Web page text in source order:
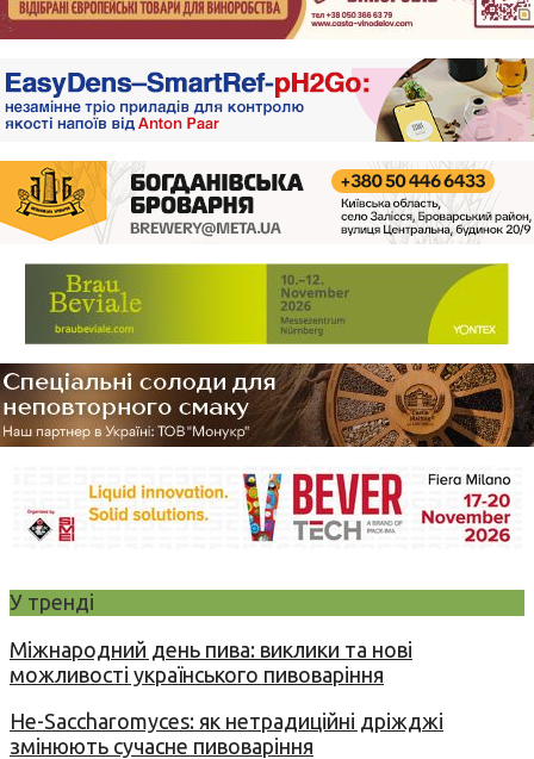
У тренді
Міжнародний день пива: виклики та нові
можливості українського пивоваріння
Не-Saccharomyces: як нетрадиційні дріжджі
змінюють сучасне пивоваріння